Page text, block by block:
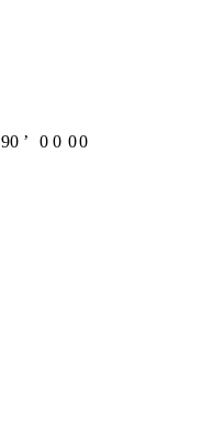
90 ʼ 0 0 00